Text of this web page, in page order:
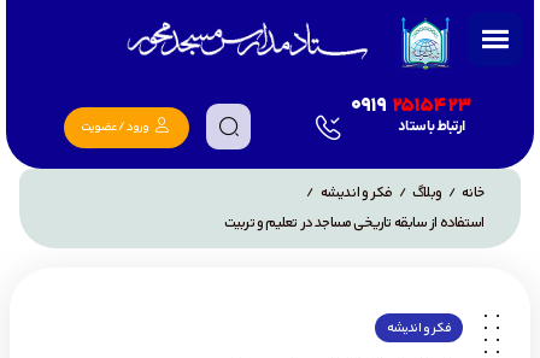
0919 2515423
ارتباط با ستاد ورود / عضویت
خانه / وبلاگ / فکر و اندیشه /
استفاده از سابقه تاریخی مساجد در تعلیم و تربیت
فکر و اندیشه